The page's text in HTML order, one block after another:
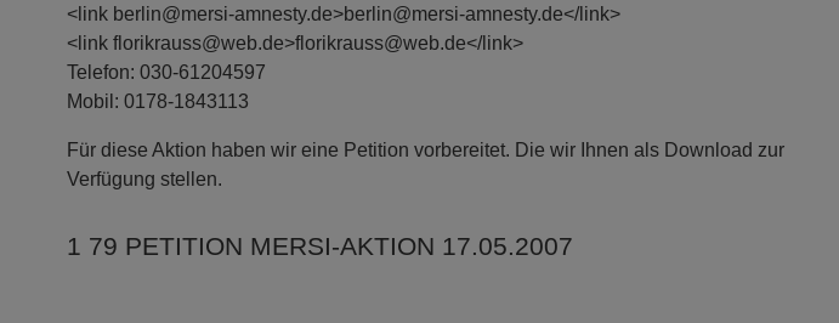
<link berlin@mersi-amnesty.de>berlin@mersi-amnesty.de</link>
<link florikrauss@web.de>florikrauss@web.de</link>
Telefon: 030-61204597
Mobil: 0178-1843113
Für diese Aktion haben wir eine Petition vorbereitet. Die wir Ihnen als Download zur
Verfügung stellen.
1 79 PETITION MERSI-AKTION 17.05.2007